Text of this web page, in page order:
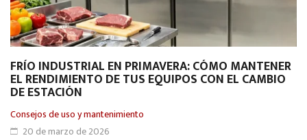
FRÍO INDUSTRIAL EN PRIMAVERA: CÓMO MANTENER
EL RENDIMIENTO DE TUS EQUIPOS CON EL CAMBIO
DE ESTACIÓN
Consejos de uso y mantenimiento
20 de marzo de 2026